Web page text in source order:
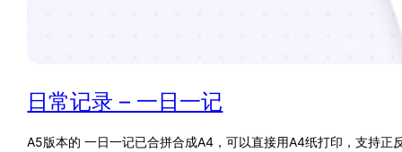
日常记录 – 一日一记
A5版本的 一日一记已合拼合成A4，可以直接用A4纸打印，支持